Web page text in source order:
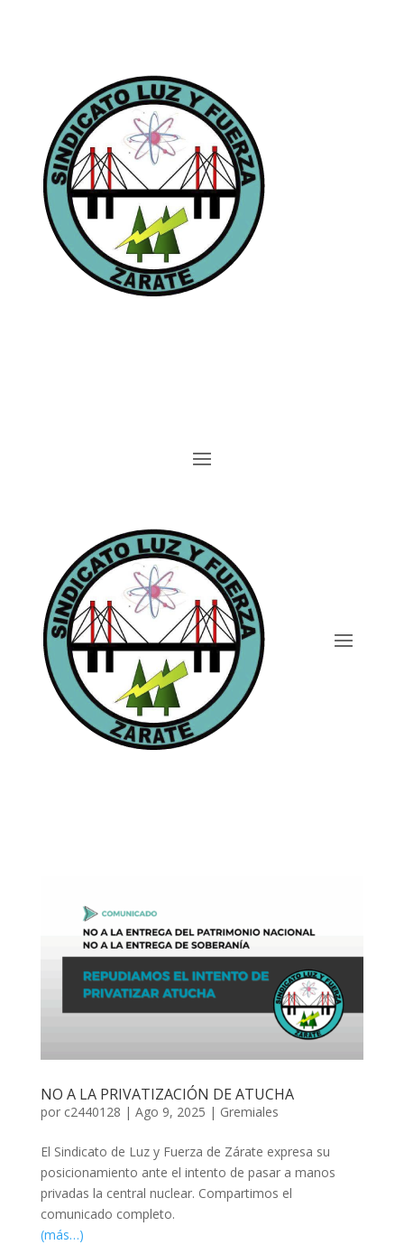
NO A LA PRIVATIZACIÓN DE ATUCHA
por c2440128 | Ago 9, 2025 | Gremiales
El Sindicato de Luz y Fuerza de Zárate expresa su
posicionamiento ante el intento de pasar a manos
privadas la central nuclear. Compartimos el
comunicado completo.
(más…)